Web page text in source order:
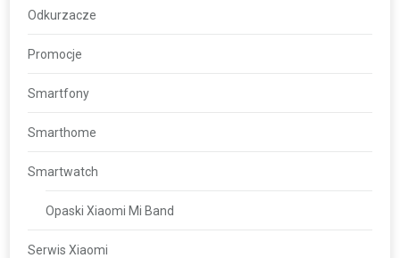
Odkurzacze
Promocje
Smartfony
Smarthome
Smartwatch
Opaski Xiaomi Mi Band
Serwis Xiaomi